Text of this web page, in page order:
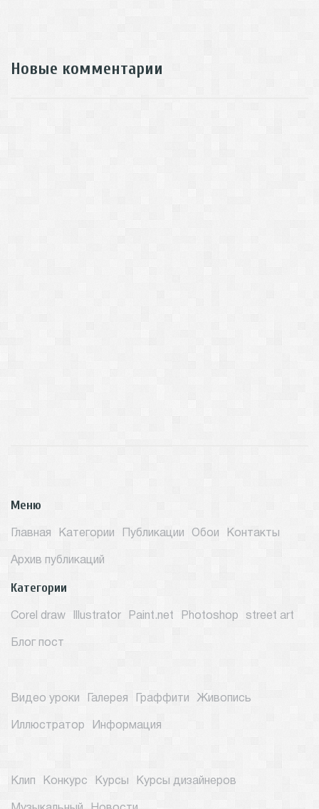
Новые комментарии
Меню
Главная Категории Публикации Обои Контакты
Архив публикаций
Категории
Corel draw Illustrator Paint.net Photoshop street art
Блог пост
Видео уроки Галерея Граффити Живопись
Иллюстратор Информация
Клип Конкурс Курсы Курсы дизайнеров